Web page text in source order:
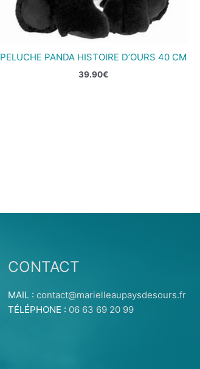
PELUCHE PANDA HISTOIRE D’OURS 40 CM
39.90€
CONTACT
MAIL : contact@marielleaupaysdesours.fr
TÉLÉPHONE : 06 63 69 20 99